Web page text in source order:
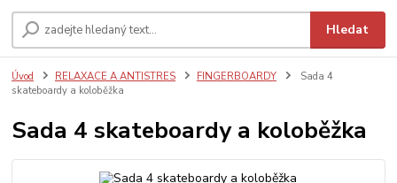
Hledat
Úvod RELAXACE A ANTISTRES FINGERBOARDY
Sada 4
skateboardy a koloběžka
Sada 4 skateboardy a koloběžka